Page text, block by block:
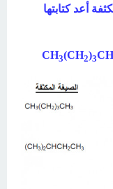
أعد كتابتها
CH3(CH2)3CH